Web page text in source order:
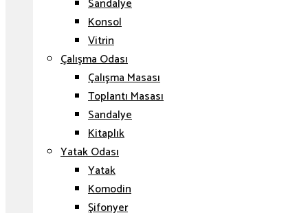
Sandalye
Konsol
Vitrin
Çalışma Odası
Çalışma Masası
Toplantı Masası
Sandalye
Kitaplık
Yatak Odası
Yatak
Komodin
Şifonyer